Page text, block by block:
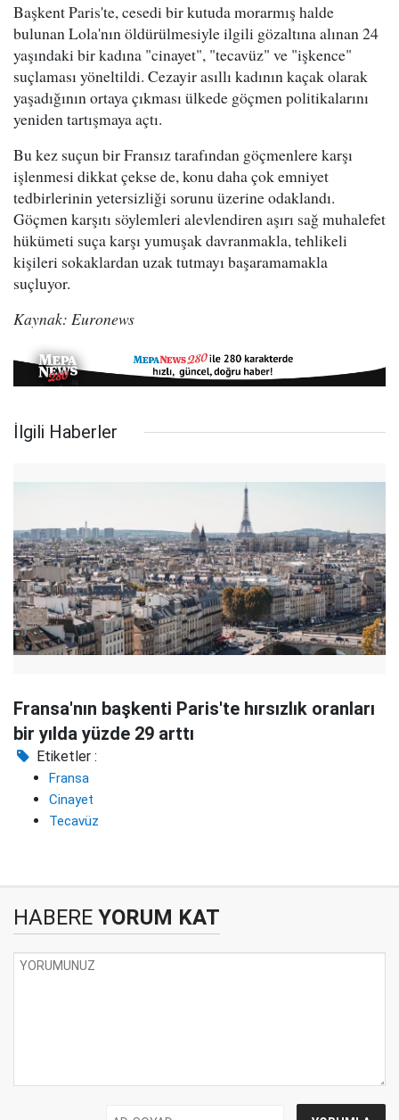
Başkent Paris'te, cesedi bir kutuda morarmış halde
bulunan Lola'nın öldürülmesiyle ilgili gözaltına alınan 24
yaşındaki bir kadına "cinayet", "tecavüz" ve "işkence"
suçlaması yöneltildi. Cezayir asıllı kadının kaçak olarak
yaşadığının ortaya çıkması ülkede göçmen politikalarını
yeniden tartışmaya açtı.
Bu kez suçun bir Fransız tarafından göçmenlere karşı
işlenmesi dikkat çekse de, konu daha çok emniyet
tedbirlerinin yetersizliği sorunu üzerine odaklandı.
Göçmen karşıtı söylemleri alevlendiren aşırı sağ muhalefet
hükümeti suça karşı yumuşak davranmakla, tehlikeli
kişileri sokaklardan uzak tutmayı başaramamakla
suçluyor.
Kaynak: Euronews
İlgili Haberler
Fransa'nın başkenti Paris'te hırsızlık oranları
bir yılda yüzde 29 arttı
Etiketler :
Fransa
Cinayet
Tecavüz
HABERE YORUM KAT